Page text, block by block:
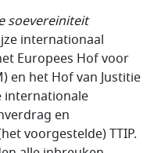
soevereiniteit
internationaal
Europees Hof voor
en het Hof van Justitie
internationale
en
voorgestelde) TTIP.